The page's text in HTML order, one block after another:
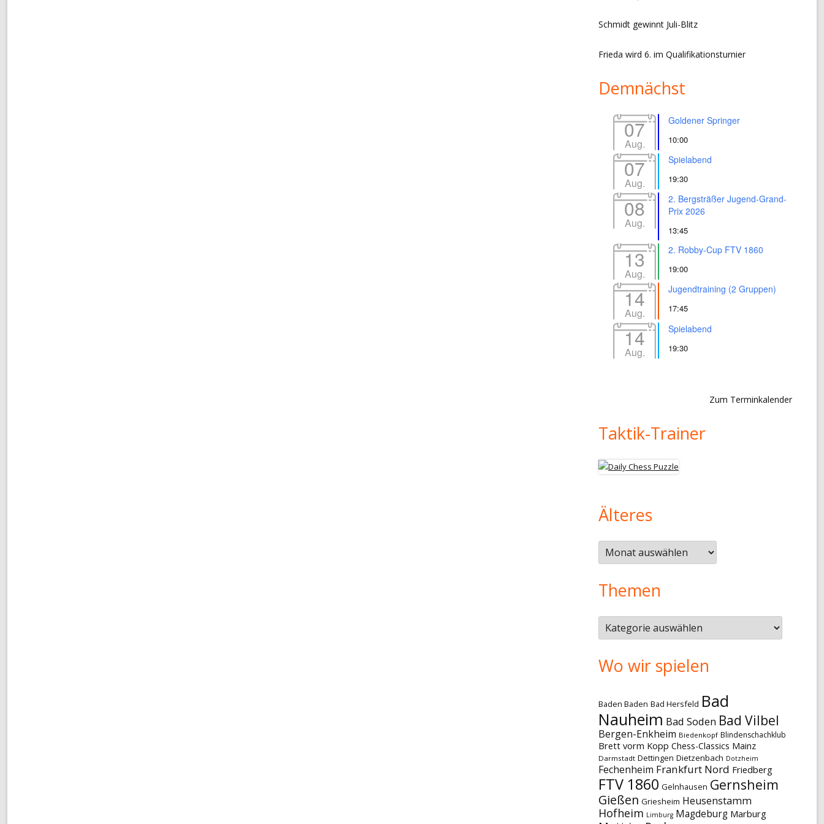
Schmidt gewinnt Juli-Blitz
Frieda wird 6. im Qualifikationsturnier
Demnächst
07
Aug.
Goldener Springer
10:00
07
Aug.
Spielabend
19:30
08
Aug.
2. Bergsträßer Jugend-Grand-
Prix 2026
13:45
13
Aug.
2. Robby-Cup FTV 1860
19:00
14
Aug.
Jugendtraining (2 Gruppen)
17:45
14
Aug.
Spielabend
19:30
Zum Terminkalender
Taktik-Trainer
Älteres
Älteres
Themen
Themen
Wo wir spielen
Baden Baden Bad Hersfeld Bad
Nauheim Bad Soden Bad Vilbel
Bergen-Enkheim Biedenkopf Blindenschachklub
Brett vorm Kopp Chess-Classics Mainz
Darmstadt Dettingen Dietzenbach Dotzheim
Fechenheim Frankfurt Nord Friedberg
FTV 1860 Gelnhausen Gernsheim
Gießen Griesheim Heusenstamm
Hofheim Limburg Magdeburg Marburg